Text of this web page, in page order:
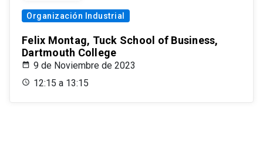
Organización Industrial
Felix Montag, Tuck School of Business,
Dartmouth College
9 de Noviembre de 2023
12:15 a 13:15